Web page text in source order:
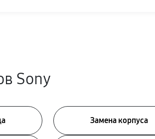
Sony
Замена корпуса